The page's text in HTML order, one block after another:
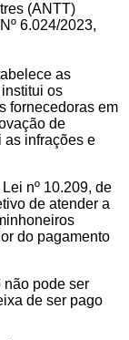
(ANTT)
6.024/2023,
as
os
fornecedoras em
de
as infrações e
nº 10.209, de
de atender a
do pagamento
pode ser
de ser pago